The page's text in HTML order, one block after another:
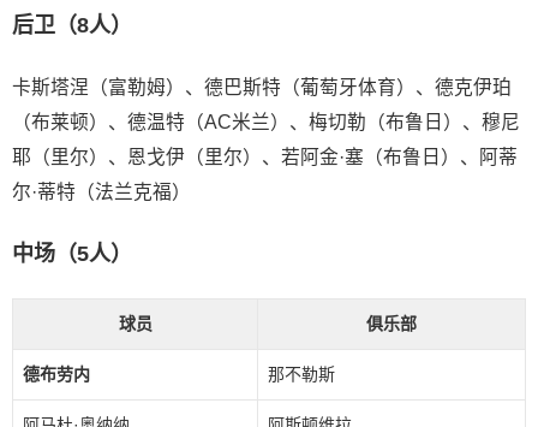
后卫（8人）
卡斯塔涅（富勒姆）、德巴斯特（葡萄牙体育）、德克伊珀
（布莱顿）、德温特（AC米兰）、梅切勒（布鲁日）、穆尼
耶（里尔）、恩戈伊（里尔）、若阿金·塞（布鲁日）、阿蒂
尔·蒂特（法兰克福）
中场（5人）
球员 俱乐部
德布劳内 那不勒斯